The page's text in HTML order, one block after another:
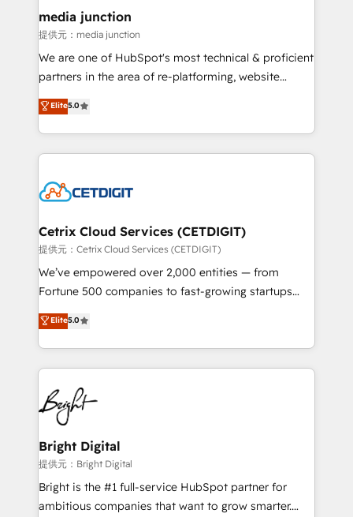
Mexico, USA, and Portugal—we've executed over a
hundred successful operations. Our approach,
rooted in RevOps principles, integrates analysis,
training, planning, and qualification. Leveraging
inbound marketing tactics, we focus on
understanding, nurturing, and converting leads.
competitive market.
media junction
提供元：media junction
We are one of HubSpot's most technical & proficient
partners in the area of re-platforming, website
design & development. We specialize in multi-hub
implementations for mid-market & enterprise
companies. We are woman-owned, powered by
coffee, and we ❤️ dogs. We produce award-winning
Impact Award 🏆2022 Technical Expertise Impact
Award 🏆2020 Elite Solutions Partner 🏆2019
Integrations HubSpot Impact Award 🏆2019
Marketing Enablement HubSpot Impact Award 🏆
2018 Website Design HubSpot Impact Award 🏆2017
Growth-Driven Design Agency of the Year 🏆2016
Sales Enablement HubSpot Impact Award 🏆2015
HubSpot COS Performance Award 🏆2014 HubSpot
COS Design Award 🏆2013 HubSpot Marketplace
Partner 📆Founded in 1997
Elite5.0
Cetrix Cloud Services (CETDIGIT)
提供元：Cetrix Cloud Services (CETDIGIT)
We’ve empowered over 2,000 entities — from
Fortune 500 companies to fast-growing startups
and nonprofits — to streamline operations, scale
revenue, and unlock the full potential of HubSpot.
With deep technical and industry expertise, we fuse
automation, integration, and AI innovation to deliver
lasting impact. We specialize in: • Turnkey and end-
to-end HubSpot implementations • Onboarding for
Sales, Service, Marketing & Content Hubs • AI voice
and chat agents, predictive automation, and smart
workflows • Salesforce + HubSpot integration •
RevOps and AI-driven sales enablement • Website
design and CMS development • ERP integration: SAP,
Elite5.0
Bright Digital
提供元：Bright Digital
Bright is the #1 full-service HubSpot partner for
ambitious companies that want to grow smarter.